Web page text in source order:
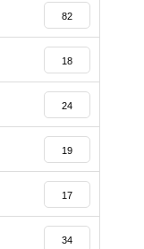
82
18
24
19
17
34